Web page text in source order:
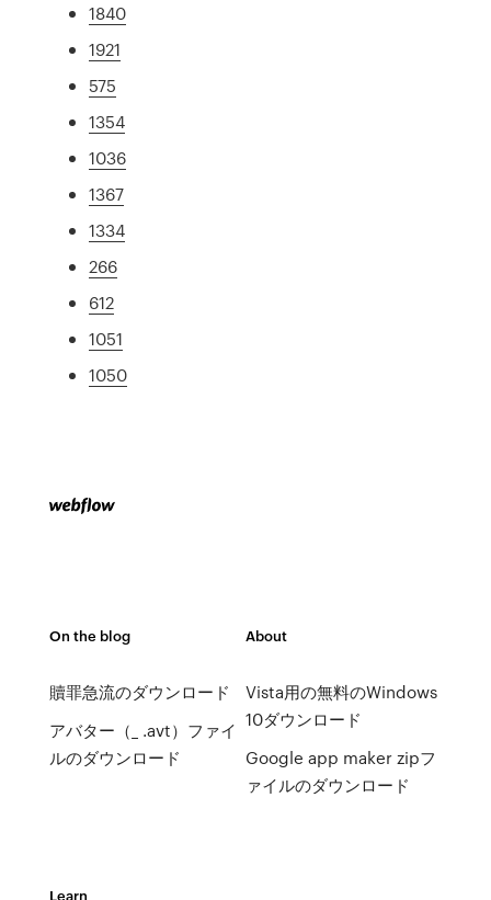
1840
1921
575
1354
1036
1367
1334
266
612
1051
1050
On the blog
贖罪急流のダウンロード
アバター（_ .avt）ファイ
ルのダウンロード
About
Vista用の無料のWindows
10ダウンロード
Google app maker zipフ
ァイルのダウンロード
Learn